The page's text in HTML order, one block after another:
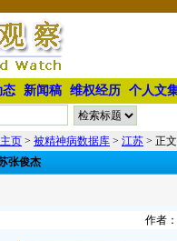
态 新闻稿 维权经历 个人文
页 > 被精神病数据库 > 江苏 > 正文
张俊杰
作者